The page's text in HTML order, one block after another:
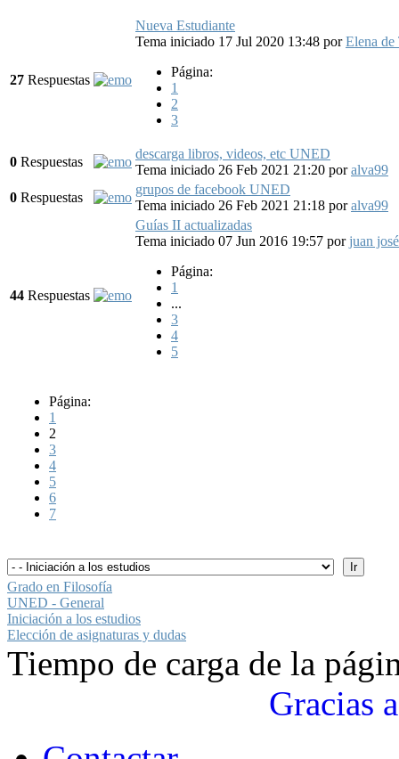
27 Respuestas
Nueva Estudiante
Tema iniciado 17 Jul 2020 13:48 porElena de
Página:
1
2
3
0 Respuestas
descarga libros, videos, etc UNED
Tema iniciado 26 Feb 2021 21:20 poralva99
0 Respuestas
grupos de facebook UNED
Tema iniciado 26 Feb 2021 21:18 poralva99
44 Respuestas
Guías II actualizadas
Tema iniciado 07 Jun 2016 19:57 porjuan josé
Página:
1
...
3
4
5
Página:
1
2
3
4
5
6
7
Grado en Filosofía
UNED - General
Iniciación a los estudios
Elección de asignaturas y dudas
Tiempo de carga de la
Gracias a